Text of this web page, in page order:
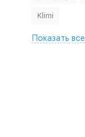
Klimi
Показать все